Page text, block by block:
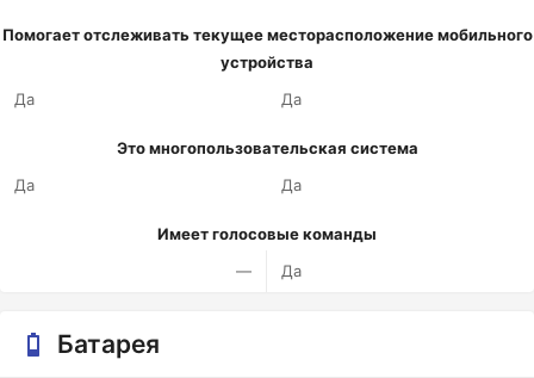
Помогает отслеживать текущее месторасположение мобильного
устройства
Да
Да
Это многопользовательская система
Да
Да
Имеет голосовые команды
—
Да
Батарея